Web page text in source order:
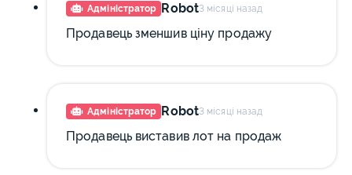
Адміністратор Robot3 місяці назад
Продавець зменшив ціну продажу
Адміністратор Robot3 місяці назад
Продавець виставив лот на продаж